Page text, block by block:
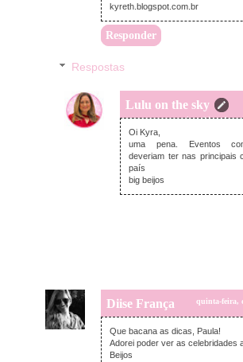
kyreth.blogspot.com.br
Responder
Respostas
Lulu on the sky
quinta-feira,
Oi Kyra,
uma pena. Eventos
deveriam ter nas principais
país
big beijos
Diise França quinta-feira,
Que bacana as dicas, Paula!
Adorei poder ver as celebridades
Beijos